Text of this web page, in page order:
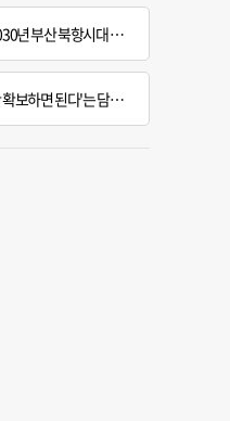
부산 북항시대 연다
자에 "국비는 국민의 혈세" 지적